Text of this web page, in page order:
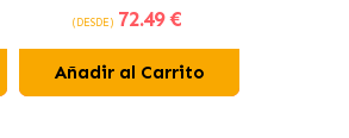
Grandes Pharmadiet
(DESDE) 72.49 €
Añadir al Carrito